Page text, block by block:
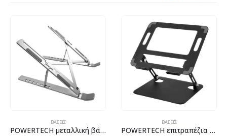
ΒΆΣΕΙΣ
POWERTECH μεταλλική βάση laptop PT-1160, έως 18″, foldable, ασημί
ΒΆΣΕΙΣ
POWERTECH επιτραπέζια βάση για laptop/tablet PT-1354 έως 18.3″, foldable, μαύρη